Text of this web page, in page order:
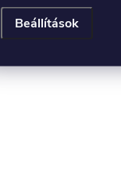
Beállítások